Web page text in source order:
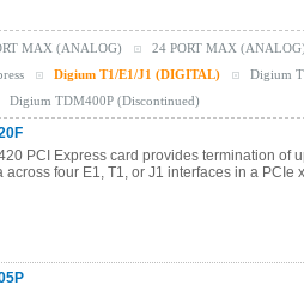
MAX (ANALOG)
24 PORT MAX
Digium T1/E1/J1 (DIGITAL)
Digium
Digium TDM400P (Discontinued)
PCI Express card provides termination of
across four E1, T1, or J1 interfaces in a PCIe